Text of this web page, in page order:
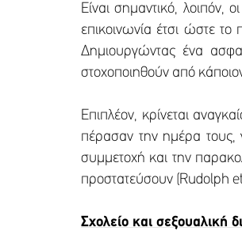
Είναι σημαντικό, λοιπόν,
επικοινωνία έτσι ώστε το
Δημιουργώντας ένα
στοχοποιηθούν από
Επιπλέον, κρίνεται
πέρασαν την ημέρα τους,
συμμετοχή και την
προστατεύσουν (Rudolph
Σχολείο και σεξουαλική